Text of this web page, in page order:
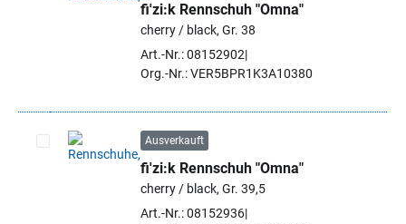
Artikel auswählen
fi'zi:k Rennschuh "Omna"
cherry / black, Gr. 38
Art.-Nr.: 08152902
Org.-Nr.: VER5BPR1K3A10380
Artikel auswählen
Ausverkauft
fi'zi:k Rennschuh "Omna"
cherry / black, Gr. 39,5
Art.-Nr.: 08152936